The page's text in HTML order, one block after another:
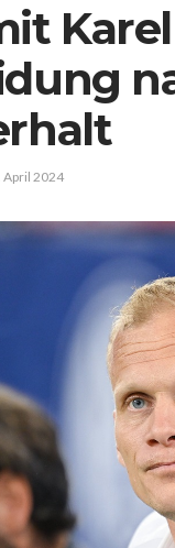
Karel
April 2024